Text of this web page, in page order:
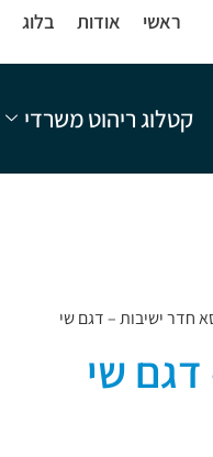
ראשי אודות בלוג
קטלוג ריהוט משרדי
חדר ישיבות – דגם שי
שי